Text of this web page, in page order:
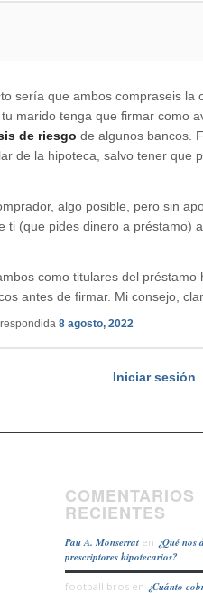
sería que ambos compraseis la
marido tenga que firmar como
de riesgo de algunos bancos.
de la hipoteca, salvo tener que
algo posible, pero sin
ti (que pides dinero a préstamo)
como titulares del
antes de firmar. Mi consejo,
8 agosto, 2022
Iniciar sesión
COMENTARIOS
RECIENTES
Pau A. Monserraten ¿Qué nos
prescriptores hipotecarios?
football brosen ¿Cuánto